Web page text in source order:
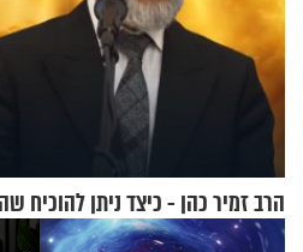
הרב זמיר כהן - כיצד ניתן להוכיח